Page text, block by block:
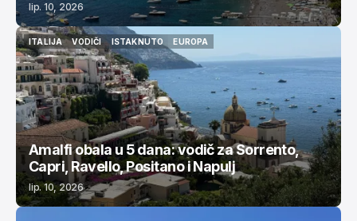
lip. 10, 2026
ITALIJA
ITALIJA
VODIČI
VODIČI
ISTAKNUTO
ISTAKNUTO
EUROPA
EUROPA
Amalfi obala u 5 dana: vodič za Sorrento,
Capri, Ravello, Positano i Napulj
lip. 10, 2026